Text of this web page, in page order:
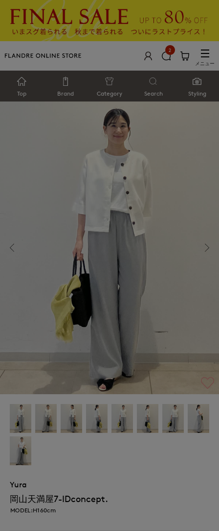
2
メニュー
Top Brand Category Search Styling
Yura
岡山天満屋7-IDconcept.
MODEL:H160cm